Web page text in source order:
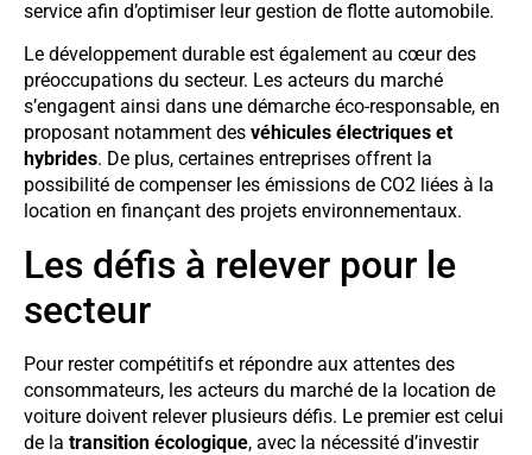
service afin d’optimiser leur gestion de flotte automobile.
Le développement durable est également au cœur des
préoccupations du secteur. Les acteurs du marché
s’engagent ainsi dans une démarche éco-responsable, en
proposant notamment des véhicules électriques et
hybrides. De plus, certaines entreprises offrent la
possibilité de compenser les émissions de CO2 liées à la
location en finançant des projets environnementaux.
Les défis à relever pour le
secteur
Pour rester compétitifs et répondre aux attentes des
consommateurs, les acteurs du marché de la location de
voiture doivent relever plusieurs défis. Le premier est celui
de la transition écologique, avec la nécessité d’investir